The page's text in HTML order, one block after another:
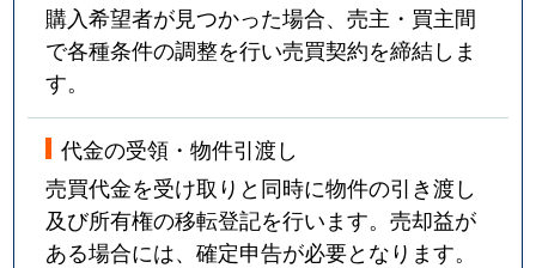
購入希望者が見つかった場合、売主・買主間
で各種条件の調整を行い売買契約を締結しま
す。
代金の受領・物件引渡し
売買代金を受け取りと同時に物件の引き渡し
及び所有権の移転登記を行います。売却益が
ある場合には、確定申告が必要となります。